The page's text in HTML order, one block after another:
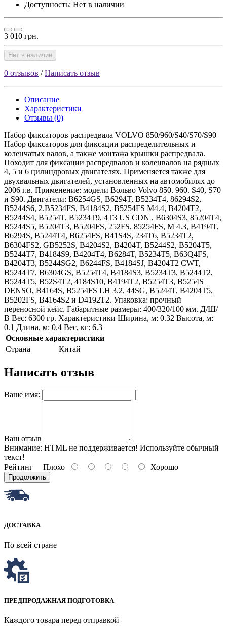
Доступность: Нет в наличии
3 010 грн.
Нет в наличии
0 отзывов /Написать отзыв
Описание
Характеристики
Отзывы (0)
Набор фиксаторов распредвала VOLVO 850/960/S40/S70/S90
Набор фиксаторов для фиксации распределительных и
коленчатых валов, а также монтажа крышки распредвала.
Походит для фиксации распредвалов и коленвалов на рядных
4, 5 и 6 цилиндровых двигателях. Применяется также для
двухвальных двигателей, установленных на автомобилях до
2006 г.в. Применение: модели Вольво Volvo 850. 960. S40, S70
и S90. Двигатели: B6254GS, B6294T, B5234T4, 86294S2,
B5244S6, 2.B5234FS, B4184S2, B5254FS M4.4, B4204T2,
B5244S4, B5254T, B5234T9, 4T3 US CDN , B6304S3, 85204T4,
B5244S5, B5204T3, B5204FS, 252FS, 85254FS, M 4.3, B4194T,
B6294S, B5244T4, B6254FS, B41S4S, 234T6, B5234T2,
B6304FS2, GB5252S, B4204S2, B4204T, B5244S2, B5204T5,
B5244T7, B4184S9, B4204T4, B6284T, B5234T5, B63Q4FS,
B4204T3, B5244SG2, B6244FS, B4184SJ, B4204T2 CWT,
B5244T7, B6304GS, B5254T4, B4184S3, B5234T3, B5244T2,
B5244T5, B52S4T2, 4184S10, B4194T2, B5254T3, B5254S
DENSO, B4164S, B5254FS LH 3.2, 44SG, B5244T, B4204T5,
B5202FS, B4164S2 и D4192T2. Упаковка: прочный
переносной кейс. Габаритные размеры: 400/320/100 мм. Д/Ш/
В Вес: 6300 гр. Характеристики Ширина, м: 0.32 Высота, м:
0.1 Длина, м: 0.4 Вес, кг: 6.3
Основные характеристики
Страна
Китай
Написать отзыв
Ваше имя:
Ваш отзыв
Внимание: HTML не поддерживается! Используйте обычный
текст!
Рейтинг Плохо Хорошо
Продолжить
ДОСТАВКА
По всей стране
ПРЕДПРОДАЖНАЯ ПОДГОТОВКА
Каждого товара перед отправкой